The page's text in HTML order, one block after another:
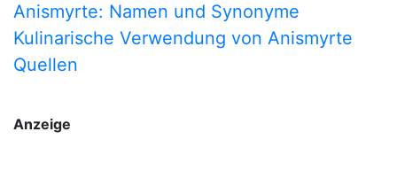
Anismyrte: Namen und Synonyme
Kulinarische Verwendung von Anismyrte
Quellen
Anzeige